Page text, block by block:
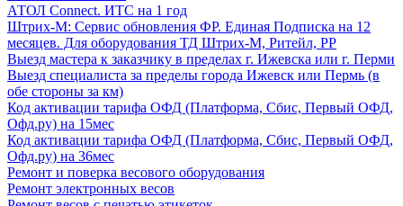
АТОЛ Connect. ИТС на 1 год
Штрих-М: Сервис обновления ФР. Единая Подписка на 12
месяцев. Для оборудования ТД Штрих-М, Ритейл, РР
Выезд мастера к заказчику в пределах г. Ижевска или г. Перми
Выезд специалиста за пределы города Ижевск или Пермь (в
обе стороны за км)
Код активации тарифа ОФД (Платформа, Сбис, Первый ОФД,
Офд.ру) на 15мес
Код активации тарифа ОФД (Платформа, Сбис, Первый ОФД,
Офд.ру) на 36мес
Ремонт и поверка весового оборудования
Ремонт электронных весов